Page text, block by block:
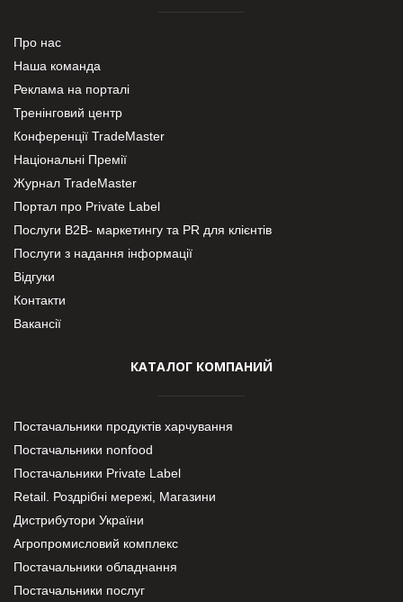
Про нас
Наша команда
Реклама на порталі
Тренінговий центр
Конференції TradeMaster
Національні Премії
Журнал TradeMaster
Портал про Private Label
Послуги В2В- маркетингу та PR для клієнтів
Послуги з надання інформації
Відгуки
Контакти
Вакансії
КАТАЛОГ КОМПАНИЙ
Постачальники продуктів харчування
Постачальники nonfood
Постачальники Private Label
Retail. Роздрібні мережі, Магазини
Дистрибутори України
Агропромисловий комплекс
Постачальники обладнання
Постачальники послуг